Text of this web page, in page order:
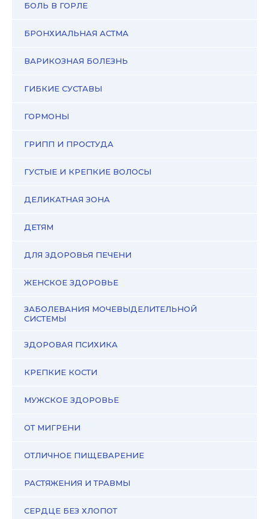
БОЛЬ В ГОРЛЕ
БРОНХИАЛЬНАЯ АСТМА
ВАРИКОЗНАЯ БОЛЕЗНЬ
ГИБКИЕ СУСТАВЫ
ГОРМОНЫ
ГРИПП И ПРОСТУДА
ГУСТЫЕ И КРЕПКИЕ ВОЛОСЫ
ДЕЛИКАТНАЯ ЗОНА
ДЕТЯМ
ДЛЯ ЗДОРОВЬЯ ПЕЧЕНИ
ЖЕНСКОЕ ЗДОРОВЬЕ
ЗАБОЛЕВАНИЯ МОЧЕВЫДЕЛИТЕЛЬНОЙ
СИСТЕМЫ
ЗДОРОВАЯ ПСИХИКА
КРЕПКИЕ КОСТИ
МУЖСКОЕ ЗДОРОВЬЕ
ОТ МИГРЕНИ
ОТЛИЧНОЕ ПИЩЕВАРЕНИЕ
РАСТЯЖЕНИЯ И ТРАВМЫ
СЕРДЦЕ БЕЗ ХЛОПОТ